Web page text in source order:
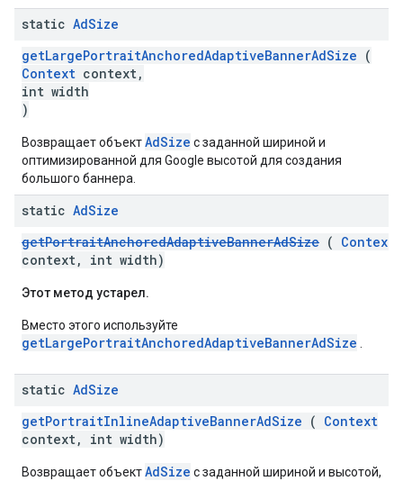
static AdSize
getLargePortraitAnchoredAdaptiveBannerAdSize (
Context context,
int width
)
Возвращает объектAdSize с заданной шириной и
оптимизированной для Google высотой для создания
большого баннера.
static AdSize
getPortraitAnchoredAdaptiveBannerAdSize ( Context
context, int width)
Этот метод устарел.
Вместо этого используйте
getLargePortraitAnchoredAdaptiveBannerAdSize
static AdSize
getPortraitInlineAdaptiveBannerAdSize ( Context
context, int width)
Возвращает объектAdSize с заданной шириной и высотой,